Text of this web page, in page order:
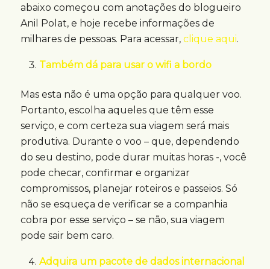
abaixo começou com anotações do blogueiro
Anil Polat, e hoje recebe informações de
milhares de pessoas. Para acessar, clique aqui.
Também dá para usar o wifi a bordo
Mas esta não é uma opção para qualquer voo.
Portanto, escolha aqueles que têm esse
serviço, e com certeza sua viagem será mais
produtiva. Durante o voo – que, dependendo
do seu destino, pode durar muitas horas -, você
pode checar, confirmar e organizar
compromissos, planejar roteiros e passeios. Só
não se esqueça de verificar se a companhia
cobra por esse serviço – se não, sua viagem
pode sair bem caro.
Adquira um pacote de dados internacional